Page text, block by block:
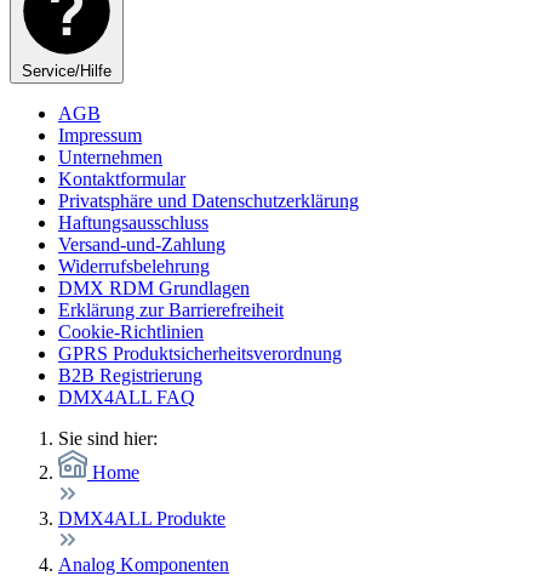
Service/Hilfe
AGB
Impressum
Unternehmen
Kontaktformular
Privatsphäre und Datenschutzerklärung
Haftungsausschluss
Versand-und-Zahlung
Widerrufsbelehrung
DMX RDM Grundlagen
Erklärung zur Barrierefreiheit
Cookie-Richtlinien
GPRS Produktsicherheitsverordnung
B2B Registrierung
DMX4ALL FAQ
Sie sind hier:
Home
DMX4ALL Produkte
Analog Komponenten